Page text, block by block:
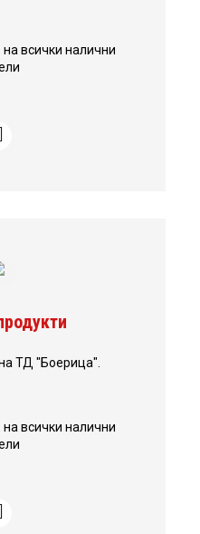
на всички налични
ТД "Боерица".
на всички налични